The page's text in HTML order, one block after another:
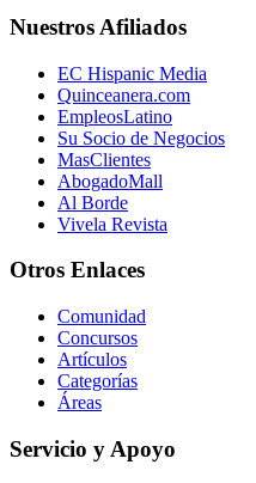
Nuestros Afiliados
EC Hispanic Media
Quinceanera.com
EmpleosLatino
Su Socio de Negocios
MasClientes
AbogadoMall
Al Borde
Vivela Revista
Otros Enlaces
Comunidad
Concursos
Artículos
Categorías
Áreas
Servicio y Apoyo